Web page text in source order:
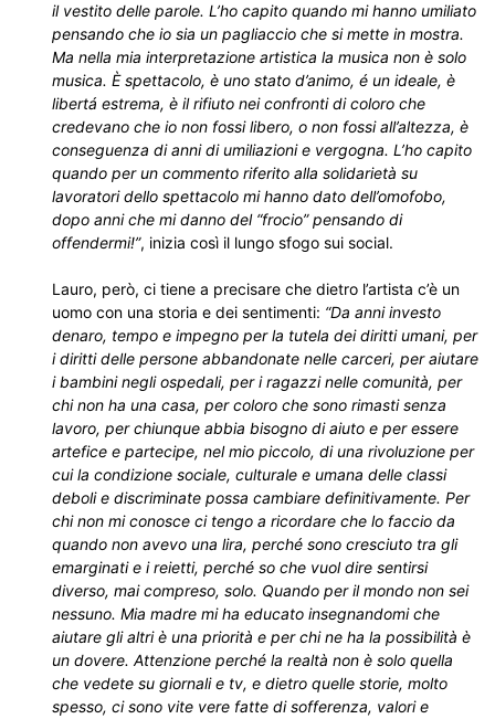
il vestito delle parole. L’ho capito quando mi hanno umiliato
pensando che io sia un pagliaccio che si mette in mostra.
Ma nella mia interpretazione artistica la musica non è solo
musica. È spettacolo, è uno stato d’animo, é un ideale, è
libertá estrema, è il rifiuto nei confronti di coloro che
credevano che io non fossi libero, o non fossi all’altezza, è
conseguenza di anni di umiliazioni e vergogna. L’ho capito
quando per un commento riferito alla solidarietà su
lavoratori dello spettacolo mi hanno dato dell’omofobo,
dopo anni che mi danno del “frocio” pensando di
offendermi!”, inizia così il lungo sfogo sui social.
Lauro, però, ci tiene a precisare che dietro l’artista c’è un
uomo con una storia e dei sentimenti: “Da anni investo
denaro, tempo e impegno per la tutela dei diritti umani, per
i diritti delle persone abbandonate nelle carceri, per aiutare
i bambini negli ospedali, per i ragazzi nelle comunità, per
chi non ha una casa, per coloro che sono rimasti senza
lavoro, per chiunque abbia bisogno di aiuto e per essere
artefice e partecipe, nel mio piccolo, di una rivoluzione per
cui la condizione sociale, culturale e umana delle classi
deboli e discriminate possa cambiare definitivamente. Per
chi non mi conosce ci tengo a ricordare che lo faccio da
quando non avevo una lira, perché sono cresciuto tra gli
emarginati e i reietti, perché so che vuol dire sentirsi
diverso, mai compreso, solo. Quando per il mondo non sei
nessuno. Mia madre mi ha educato insegnandomi che
aiutare gli altri è una priorità e per chi ne ha la possibilità è
un dovere. Attenzione perché la realtà non è solo quella
che vedete su giornali e tv, e dietro quelle storie, molto
spesso, ci sono vite vere fatte di sofferenza, valori e